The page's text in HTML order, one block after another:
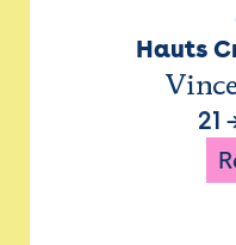
Hauts
21